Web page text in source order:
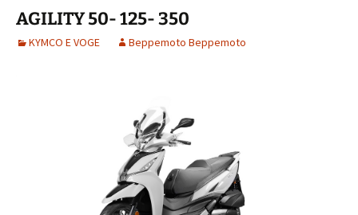
AGILITY 50- 125- 350
KYMCO E VOGE Beppemoto Beppemoto